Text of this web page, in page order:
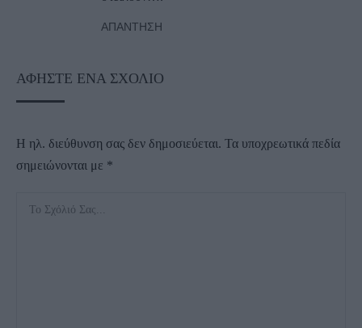
ΑΠΆΝΤΗΣΗ
ΑΦΉΣΤΕ ΈΝΑ ΣΧΌΛΙΟ
Η ηλ. διεύθυνση σας δεν δημοσιεύεται. Τα υποχρεωτικά πεδία
σημειώνονται με *